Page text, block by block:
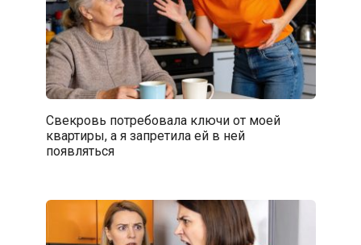
Свекровь потребовала ключи от моей
квартиры, а я запретила ей в ней
появляться